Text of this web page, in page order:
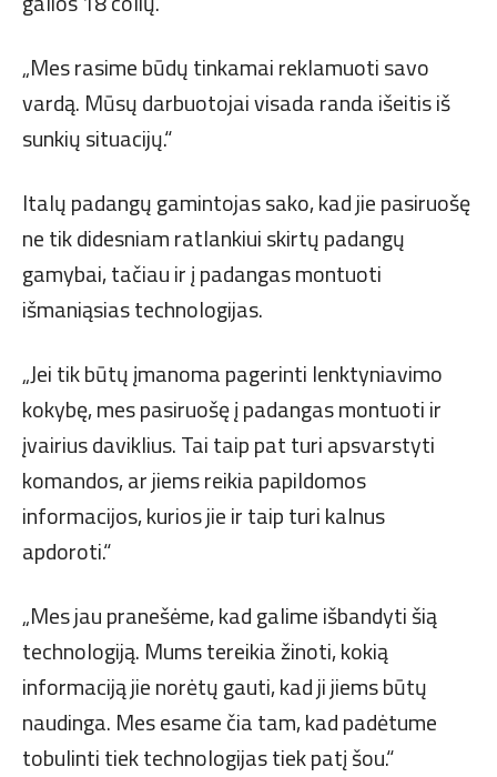
„Mes rasime būdų tinkamai reklamuoti savo
vardą. Mūsų darbuotojai visada randa išeitis iš
sunkių situacijų.“
Italų padangų gamintojas sako, kad jie pasiruošę
ne tik didesniam ratlankiui skirtų padangų
gamybai, tačiau ir į padangas montuoti
išmaniąsias technologijas.
„Jei tik būtų įmanoma pagerinti lenktyniavimo
kokybę, mes pasiruošę į padangas montuoti ir
įvairius daviklius. Tai taip pat turi apsvarstyti
komandos, ar jiems reikia papildomos
informacijos, kurios jie ir taip turi kalnus
apdoroti.“
„Mes jau pranešėme, kad galime išbandyti šią
technologiją. Mums tereikia žinoti, kokią
informaciją jie norėtų gauti, kad ji jiems būtų
naudinga. Mes esame čia tam, kad padėtume
tobulinti tiek technologijas tiek patį šou.“